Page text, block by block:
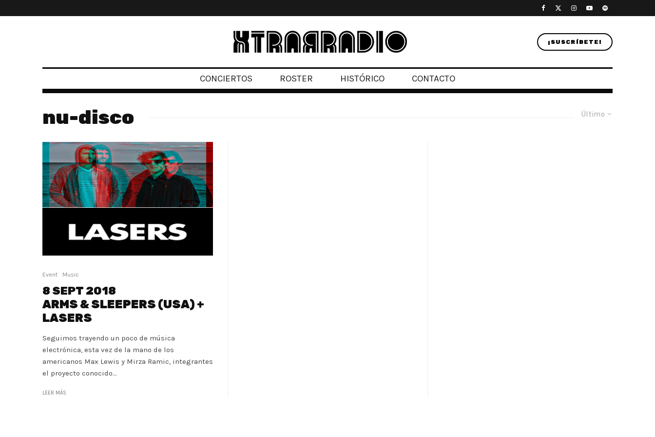
¡SUSCRÍBETE!
CONCIERTOS ROSTER HISTÓRICO CONTACTO
Último
nu-disco
Event Music
8 SEPT 2018
ARMS & SLEEPERS (USA) +
LASERS
Seguimos trayendo un poco de música
electrónica, esta vez de la mano de los
americanos Max Lewis y Mirza Ramic, integrantes
el proyecto conocido...
LEER MÁS